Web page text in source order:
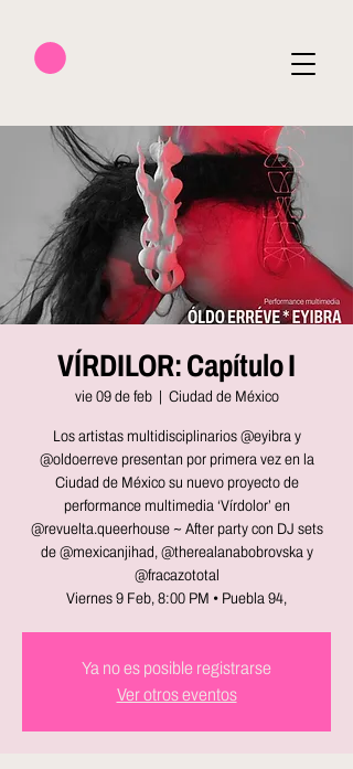
VÍRDILOR: Capítulo I
vie 09 de feb
  |
Ciudad de México
Los artistas multidisciplinarios @eyibra y
@oldoerreve presentan por primera vez en la
Ciudad de México su nuevo proyecto de
performance multimedia ‘Vírdolor’ en
@revuelta.queerhouse ~ After party con DJ sets
de @mexicanjihad, @therealanabobrovska y
@fracazototal
Viernes 9 Feb, 8:00 PM • Puebla 94,
Ya no es posible registrarse
Ver otros eventos